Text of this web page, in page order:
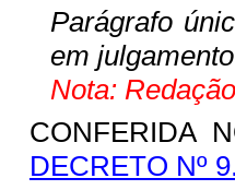
Parágrafo
em
Nota:
CONFERIDA
DECRETO Nº